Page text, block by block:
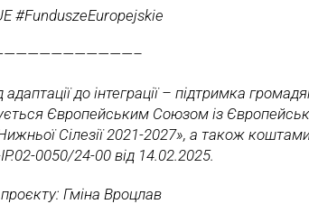
#FunduszeEuropejskie
до інтеграції – підтримка
Європейським Союзом із
Сілезії 2021-2027», а також
0050/24-00 від 14.02.2025.
Гміна Вроцлав